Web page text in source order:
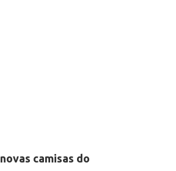
novas camisas do